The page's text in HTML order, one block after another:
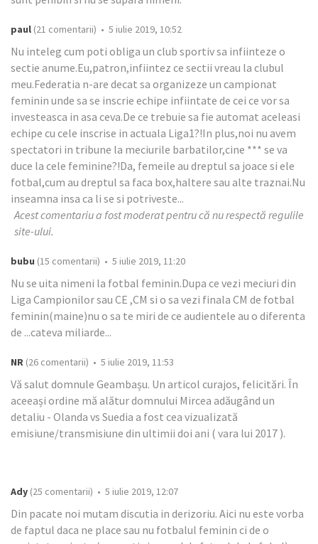
paul (21 comentarii) • 5 iulie 2019, 10:52
Nu inteleg cum poti obliga un club sportiv sa infiinteze o
sectie anume.Eu,patron,infiintez ce sectii vreau la clubul
meu.Federatia n-are decat sa organizeze un campionat
feminin unde sa se inscrie echipe infiintate de cei ce vor sa
investeasca in asa ceva.De ce trebuie sa fie automat aceleasi
echipe cu cele inscrise in actuala Liga1?!In plus,noi nu avem
spectatori in tribune la meciurile barbatilor,cine *** se va
duce la cele feminine?!Da, femeile au dreptul sa joace si ele
fotbal,cum au dreptul sa faca box,haltere sau alte traznai.Nu
inseamna insa ca li se si potriveste...
Acest comentariu a fost moderat pentru că nu respectă regulile
site-ului.
bubu (15 comentarii) • 5 iulie 2019, 11:20
Nu se uita nimeni la fotbal feminin.Dupa ce vezi meciuri din
Liga Campionilor sau CE ,CM si o sa vezi finala CM de fotbal
feminin(maine)nu o sa te miri de ce audientele au o diferenta
de ...cateva miliarde...
NR (26 comentarii) • 5 iulie 2019, 11:53
Vă salut domnule Geambașu. Un articol curajos, felicitări. În
aceeași ordine mă alătur domnului Mircea adăugând un
detaliu - Olanda vs Suedia a fost cea vizualizată
emisiune/transmisiune din ultimii doi ani ( vara lui 2017 ).
Ady (25 comentarii) • 5 iulie 2019, 12:07
Din pacate noi mutam discutia in derizoriu. Aici nu este vorba
de faptul daca ne place sau nu fotbalul feminin ci de o